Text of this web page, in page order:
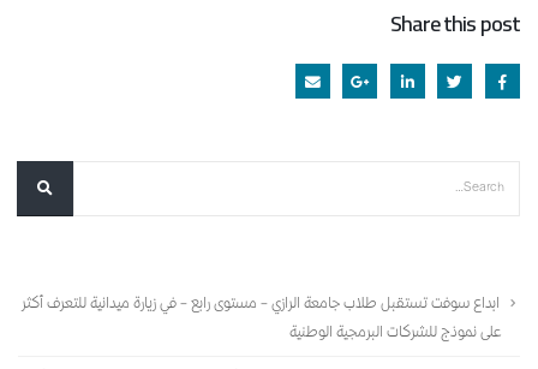
Share this post
ابداع سوفت تستقبل طلاب جامعة الرازي – مستوى رابع – في زيارة ميدانية للتعرف أكثر
على نموذج للشركات البرمجية الوطنية